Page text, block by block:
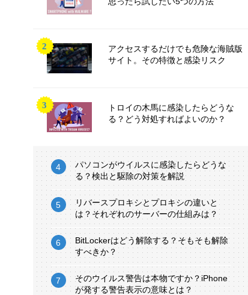
アクセスするだけでも危険な海賊版
サイト。その特徴と感染リスク
トロイの木馬に感染したらどうな
る？どう対処すればよいのか？
パソコンがウイルスに感染したらどうな
る？検出と駆除の対策を解説
リバースプロキシとプロキシの違いと
は？それぞれのサーバーの仕組みは？
BitLockerはどう解除する？そもそも解除
すべきか？
そのウイルス警告は本物ですか？iPhone
が発する警告表示の意味とは？